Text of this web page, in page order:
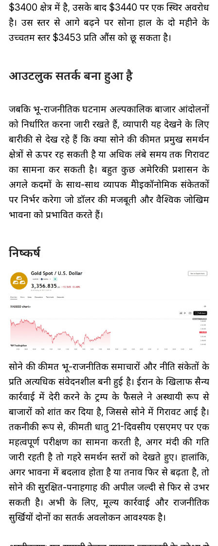
$3400 क्षेत्र में है, उसके बाद $3440 पर एक स्थिर अवरोध
है। उस स्तर से आगे बढ़ने पर सोना हाल के दो महीने के
उच्चतम स्तर $3453 प्रति औंस को छू सकता है।
आउटलुक सतर्क बना हुआ है
जबकि भू-राजनीतिक घटनाक्रम अल्पकालिक बाजार आंदोलनों
को निर्धारित करना जारी रखते हैं, व्यापारी यह देखने के लिए
बारीकी से देख रहे हैं कि क्या सोने की कीमत प्रमुख समर्थन
क्षेत्रों से ऊपर रह सकती है या अधिक लंबे समय तक गिरावट
का सामना कर सकती है। बहुत कुछ अमेरिकी प्रशासन के
अगले कदमों के साथ-साथ व्यापक मैक्रोइकॉनोमिक संकेतकों
पर निर्भर करेगा जो डॉलर की मजबूती और वैश्विक जोखिम
भावना को प्रभावित करते हैं।
निष्कर्ष
सोने की कीमत भू-राजनीतिक समाचारों और नीति संकेतों के
प्रति अत्यधिक संवेदनशील बनी हुई है। ईरान के खिलाफ सैन्य
कार्रवाई में देरी करने के ट्रम्प के फैसले ने अस्थायी रूप से
बाजारों को शांत कर दिया है, जिससे सोने में गिरावट आई है।
तकनीकी रूप से, कीमती धातु 21-दिवसीय एसएमए पर एक
महत्वपूर्ण परीक्षण का सामना करती है, अगर मंदी की गति
जारी रहती है तो गहरे समर्थन स्तरों को देखते हुए। हालांकि,
अगर भावना में बदलाव होता है या तनाव फिर से बढ़ता है, तो
सोने की सुरक्षित-पनाहगाह की अपील जल्दी से फिर से उभर
सकती है। अभी के लिए, मूल्य कार्रवाई और राजनीतिक
सुर्खियों दोनों का सतर्क अवलोकन आवश्यक है।